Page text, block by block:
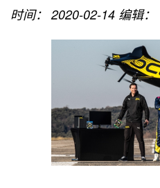
时间： 2020-02-14 编辑：